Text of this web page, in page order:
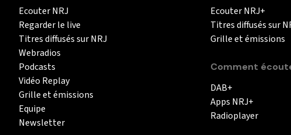
Ecouter NRJ
Regarder le live
Titres diffusés sur NRJ
Webradios
Podcasts
Vidéo Replay
Grille et émissions
Equipe
Newsletter
Ecouter NRJ+
Titres diffusés sur
Grille et émissions
Comment
DAB+
Apps NRJ+
Radioplayer